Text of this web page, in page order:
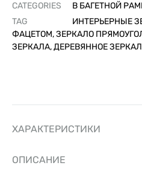
CATEGORIES
В БАГЕТНОЙ
TAG
ИНТЕРЬЕРНЫЕ
ФАЦЕТОМ, ЗЕРКАЛО
ЗЕРКАЛА, ДЕРЕВЯННОЕ
ХАРАКТЕРИСТИКИ
ОПИСАНИЕ